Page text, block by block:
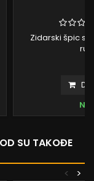
Zidarski špic
SU TAKOĐE
>
<